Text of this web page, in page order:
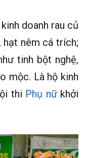
doanh rau củ
hạt nêm cá trích;
tinh bột nghệ,
mộc. Là hộ kinh
thi Phụ nữkhởi